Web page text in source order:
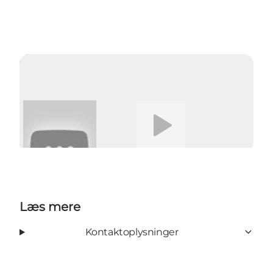
Læs mere
Kontaktoplysninger